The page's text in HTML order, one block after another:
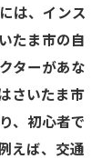
は、インス
たま市の自
ターがあな
さいたま市
、初心者で
えば、交通